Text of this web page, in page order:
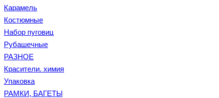
Карамель
Костюмные
Набор пуговиц
Рубашечные
РАЗНОЕ
Красители. химия
Упаковка
РАМКИ, БАГЕТЫ